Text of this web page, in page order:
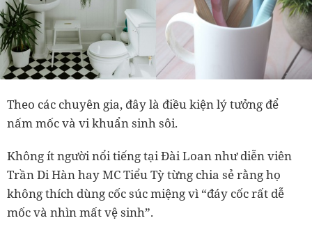
Theo các chuyên gia, đây là điều kiện lý tưởng để
nấm mốc và vi khuẩn sinh sôi.
Không ít người nổi tiếng tại Đài Loan như diễn viên
Trần Di Hàn hay MC Tiểu Tỳ từng chia sẻ rằng họ
không thích dùng cốc súc miệng vì “đáy cốc rất dễ
mốc và nhìn mất vệ sinh”.